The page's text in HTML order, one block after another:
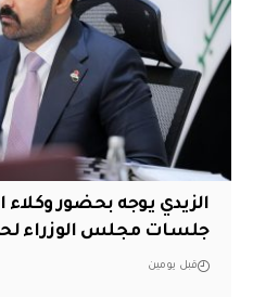
الزيدي يوجه بحضور وكلاء
جلسات مجلس الوزراء
قبل يومين